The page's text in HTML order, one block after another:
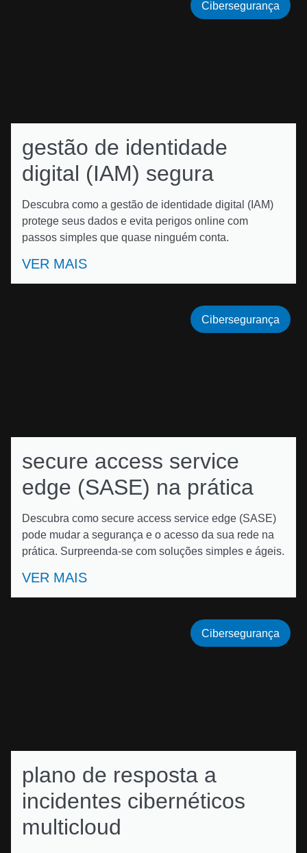
gestão de identidade
digital (IAM) segura
Descubra como a gestão de identidade digital (IAM)
protege seus dados e evita perigos online com
passos simples que quase ninguém conta.
VER MAIS
Cibersegurança
secure access service
edge (SASE) na prática
Descubra como secure access service edge (SASE)
pode mudar a segurança e o acesso da sua rede na
prática. Surpreenda-se com soluções simples e ágeis.
VER MAIS
Cibersegurança
plano de resposta a
incidentes cibernéticos
multicloud
Cibersegurança